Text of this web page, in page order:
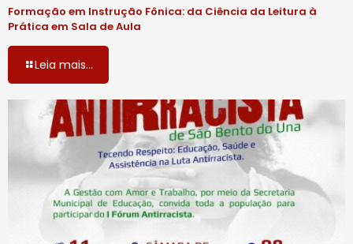
Formação em Instrução Fônica: da Ciência da Leitura à
Prática em Sala de Aula
Leia mais...